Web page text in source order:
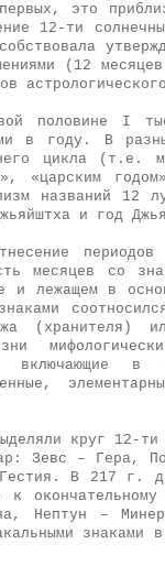
это
12-ти
(12
половине I
в году. В
цикла (т.е.
«царским
названий
и год
месяцев со
и лежащем в
(хранителя)
включающие
круг 12-
Зевс – Гера,
В 217 г.
окончательному
Нептун –
знаками